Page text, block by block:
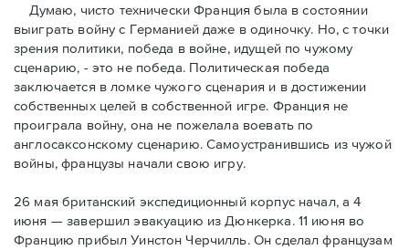
Думаю, чисто технически Франция была в состоянии
выиграть войну с Германией даже в одиночку. Но, с точки
зрения политики, победа в войне, идущей по чужому
сценарию, - это не победа. Политическая победа
заключается в ломке чужого сценария и в достижении
собственных целей в собственной игре. Франция не
проиграла войну, она не пожелала воевать по
англосаксонскому сценарию. Самоустранившись из чужой
войны, французы начали свою игру.
26 мая британский экспедиционный корпус начал, а 4
июня — завершил эвакуацию из Дюнкерка. 11 июня во
Францию прибыл Уинстон Черчилль. Он сделал французам